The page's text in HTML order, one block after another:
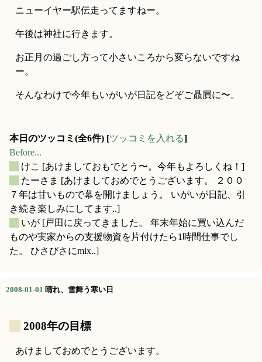
ニューイヤー駅伝走ってますねー。
午後は神社に行きます。
お正月の過ごし方って小さいころから変らないですね
ー。
そんなわけで今年もいがいが日記をどぞご贔屓に〜。
本日のツッコミ(全6件) [ツッコミを入れる]
Before...
けこ [あけましておもでとう〜。今年もよろしくね！]
たーさま [あけましておめでとうございます。 ２００
７年は甘いもので幕を開けましょう。 いがいが日記、引
き続き楽しみにしてます..]
いが [戸田に戻ってきました。 年末年始に買い込んだ
ものや実家からの支援物資を片付けたら1時間仕事でし
た。 ひさびさにmix..]
2008-01-01 晴れ、雪舞う寒い日
2008年の目標
あけましておめでとうございます。